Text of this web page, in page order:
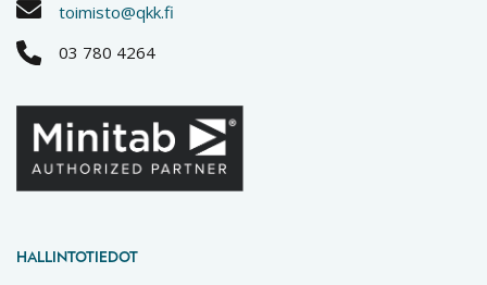
toimisto@qkk.fi
03 780 4264
HALLINTOTIEDOT